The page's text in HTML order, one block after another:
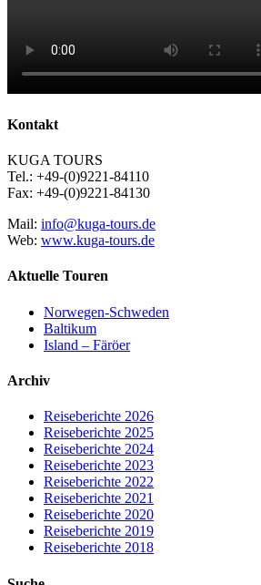
Kontakt
KUGA TOURS
Tel.: +49-(0)9221-84110
Fax: +49-(0)9221-84130
Mail: info@kuga-tours.de
Web: www.kuga-tours.de
Aktuelle Touren
Norwegen-Schweden
Baltikum
Island – Färöer
Archiv
Reiseberichte 2026
Reiseberichte 2025
Reiseberichte 2024
Reiseberichte 2023
Reiseberichte 2022
Reiseberichte 2021
Reiseberichte 2020
Reiseberichte 2019
Reiseberichte 2018